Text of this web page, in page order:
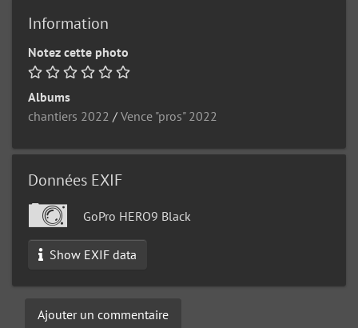
Information
Notez cette photo
Albums
chantiers 2022 / Vence "pros" 2022
Données EXIF
GoPro HERO9 Black
Show EXIF data
Ajouter un commentaire